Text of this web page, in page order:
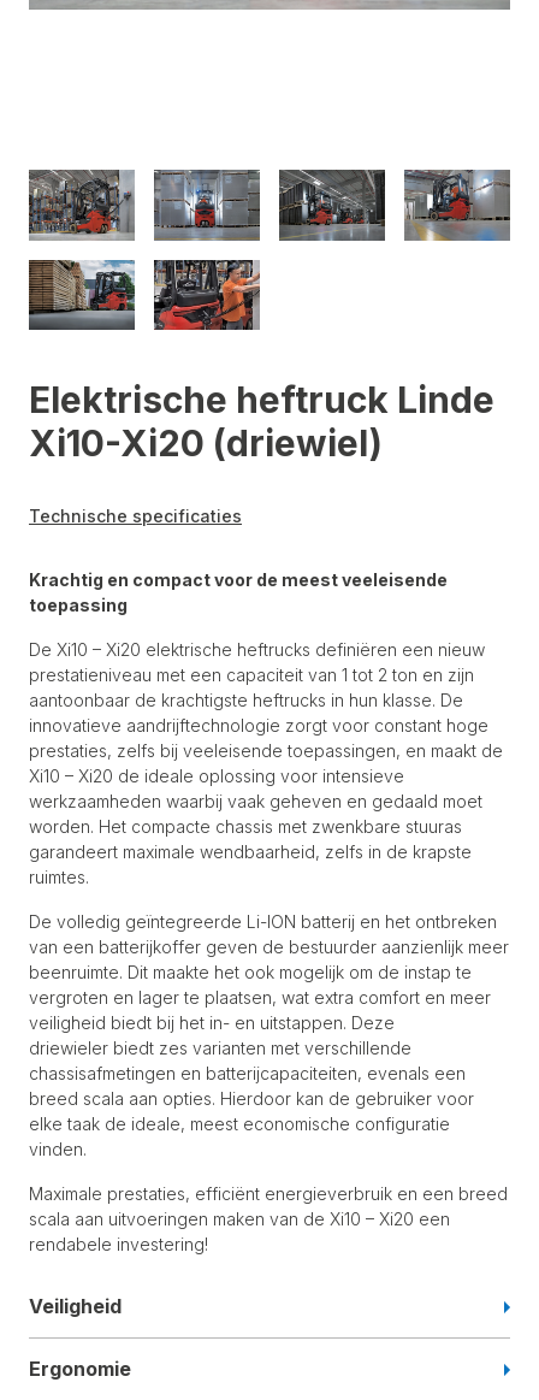
Elektrische heftruck Linde
Xi10-Xi20 (driewiel)
Technische specificaties
Krachtig en compact voor de meest veeleisende
toepassing
De Xi10 – Xi20 elektrische heftrucks definiëren een nieuw
prestatieniveau met een capaciteit van 1 tot 2 ton en zijn
aantoonbaar de krachtigste heftrucks in hun klasse. De
innovatieve aandrijftechnologie zorgt voor constant hoge
prestaties, zelfs bij veeleisende toepassingen, en maakt de
Xi10 – Xi20 de ideale oplossing voor intensieve
werkzaamheden waarbij vaak geheven en gedaald moet
worden. Het compacte chassis met zwenkbare stuuras
garandeert maximale wendbaarheid, zelfs in de krapste
ruimtes.
De volledig geïntegreerde Li-ION batterij en het ontbreken
van een batterijkoffer geven de bestuurder aanzienlijk meer
beenruimte. Dit maakte het ook mogelijk om de instap te
vergroten en lager te plaatsen, wat extra comfort en meer
veiligheid biedt bij het in- en uitstappen. Deze
driewieler biedt zes varianten met verschillende
chassisafmetingen en batterijcapaciteiten, evenals een
breed scala aan opties. Hierdoor kan de gebruiker voor
elke taak de ideale, meest economische configuratie
vinden.
Maximale prestaties, efficiënt energieverbruik en een breed
scala aan uitvoeringen maken van de Xi10 – Xi20 een
rendabele investering!
Veiligheid
Ergonomie